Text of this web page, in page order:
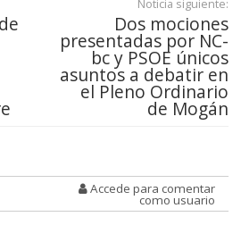
Noticia siguiente:
Dos mociones
presentadas por NC-
bc y PSOE únicos
asuntos a debatir en
el Pleno Ordinario
de Mogán
Accede para comentar
como usuario